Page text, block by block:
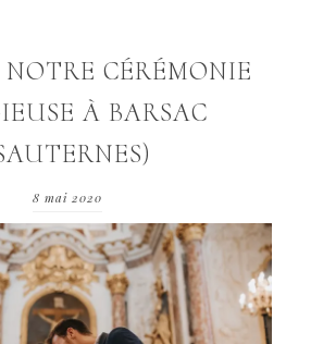
CÉRÉMONIE
À BARSAC
8 mai 2020